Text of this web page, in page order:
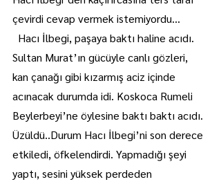
çevirdi cevap vermek istemiyordu...
Hacı İlbegi, paşaya baktı haline acıdı.
Sultan Murat’ın gücüyle canlı gözleri,
kan çanağı gibi kızarmış aciz içinde
acınacak durumda idi. Koskoca Rumeli
Beylerbeyi’ne öylesine baktı baktı acıdı.
Üzüldü..Durum Hacı İlbegi’ni son derece
etkiledi, öfkelendirdi. Yapmadığı şeyi
yaptı, sesini yüksek perdeden